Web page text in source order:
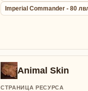
Imperial Commander - 80
Animal Skin
СТРАНИЦА РЕСУРСА